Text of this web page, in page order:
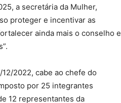
a secretária da Mulher,
proteger e incentivar as
ainda mais o conselho e
2022, cabe ao chefe do
por 25 integrantes
12 representantes da